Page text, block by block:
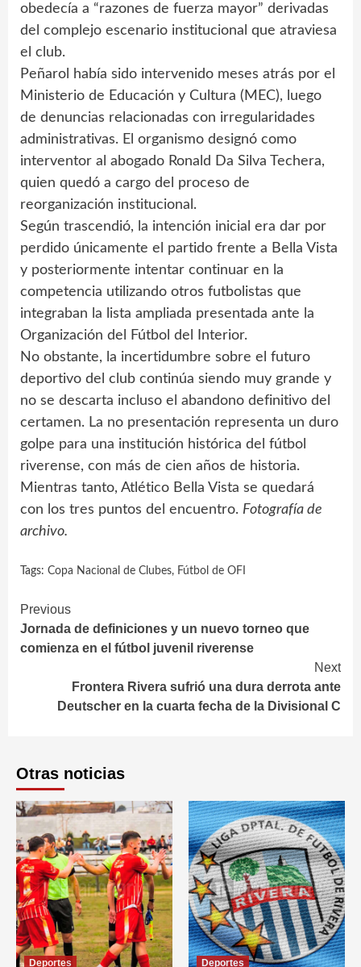
obedecía a “razones de fuerza mayor” derivadas
del complejo escenario institucional que atraviesa
el club.
Peñarol había sido intervenido meses atrás por el
Ministerio de Educación y Cultura (MEC), luego
de denuncias relacionadas con irregularidades
administrativas. El organismo designó como
interventor al abogado Ronald Da Silva Techera,
quien quedó a cargo del proceso de
reorganización institucional.
Según trascendió, la intención inicial era dar por
perdido únicamente el partido frente a Bella Vista
y posteriormente intentar continuar en la
competencia utilizando otros futbolistas que
integraban la lista ampliada presentada ante la
Organización del Fútbol del Interior.
No obstante, la incertidumbre sobre el futuro
deportivo del club continúa siendo muy grande y
no se descarta incluso el abandono definitivo del
certamen. La no presentación representa un duro
golpe para una institución histórica del fútbol
riverense, con más de cien años de historia.
Mientras tanto, Atlético Bella Vista se quedará
con los tres puntos del encuentro. Fotografía de
archivo.
Tags: Copa Nacional de Clubes, Fútbol de OFI
Continue
Reading
Previous
Jornada de definiciones y un nuevo torneo que
comienza en el fútbol juvenil riverense
Next
Frontera Rivera sufrió una dura derrota ante
Deutscher en la cuarta fecha de la Divisional C
Otras noticias
Deportes Deportes